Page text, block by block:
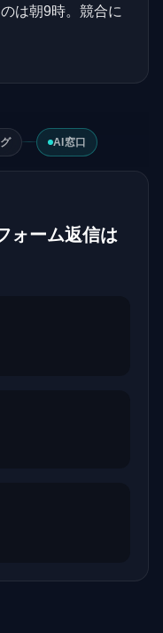
は朝9時。競合に
AI窓口
ォーム返信は